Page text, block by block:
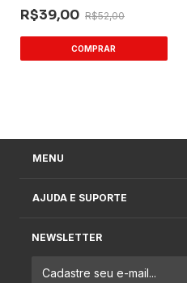
R$39,00 R$52,00
MENU
AJUDA E SUPORTE
NEWSLETTER